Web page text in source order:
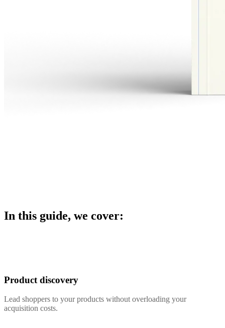
In this guide, we cover:
Product discovery
Lead shoppers to your products without overloading your
acquisition costs.